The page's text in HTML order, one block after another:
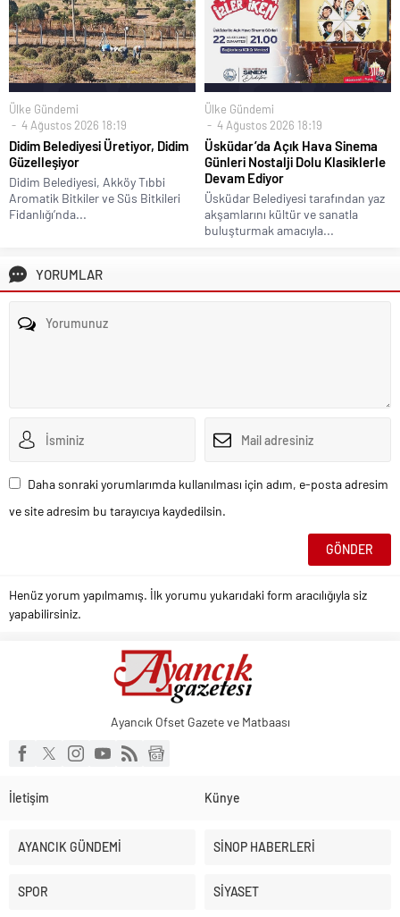
Ülke Gündemi
4 Ağustos 2026 18:19
Didim Belediyesi Üretiyor, Didim
Güzelleşiyor
Didim Belediyesi, Akköy Tıbbi
Aromatik Bitkiler ve Süs Bitkileri
Fidanlığı’nda...
Ülke Gündemi
4 Ağustos 2026 18:19
Üsküdar’da Açık Hava Sinema
Günleri Nostalji Dolu Klasiklerle
Devam Ediyor
Üsküdar Belediyesi tarafından yaz
akşamlarını kültür ve sanatla
buluşturmak amacıyla...
YORUMLAR
Daha sonraki yorumlarımda kullanılması için adım, e-posta adresim
ve site adresim bu tarayıcıya kaydedilsin.
Henüz yorum yapılmamış. İlk yorumu yukarıdaki form aracılığıyla siz
yapabilirsiniz.
Ayancık Ofset Gazete ve Matbaası
İletişim Künye
AYANCIK GÜNDEMİ SİNOP HABERLERİ
SPOR SİYASET